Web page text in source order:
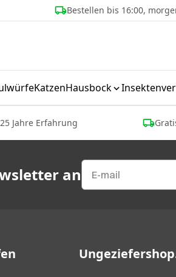
Bestellen bis 16:00,
KatzenHausbock
Jahre Erfahrung
an